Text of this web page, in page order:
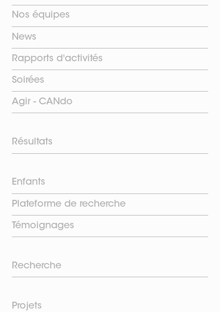
Nos équipes
News
Rapports d'activités
Soirées
Agir - CANdo
Résultats
Enfants
Plateforme de recherche
Témoignages
Recherche
Projets